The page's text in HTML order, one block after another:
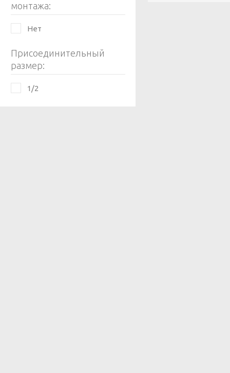
монтажа:
Нет
Присоединительный
размер:
1/2